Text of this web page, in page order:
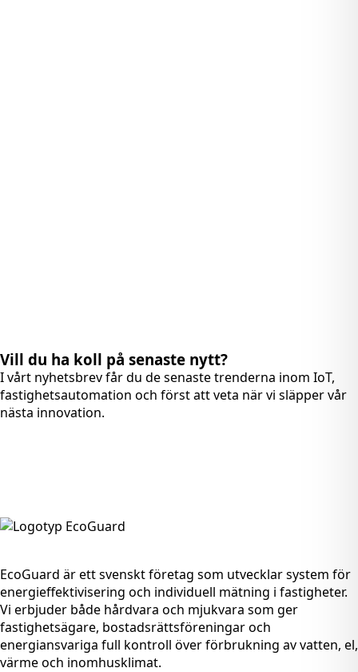
Vill du ha koll på senaste nytt?
I vårt nyhetsbrev får du de senaste trenderna inom IoT,
fastighets­automation och först att veta när vi släpper vår
nästa innovation.
EcoGuard är ett svenskt företag som utvecklar system för
energieffektivisering och individuell mätning i fastigheter.
Vi erbjuder både hårdvara och mjukvara som ger
fastighetsägare, bostadsrättsföreningar och
energiansvariga full kontroll över förbrukning av vatten, el,
värme och inomhusklimat.